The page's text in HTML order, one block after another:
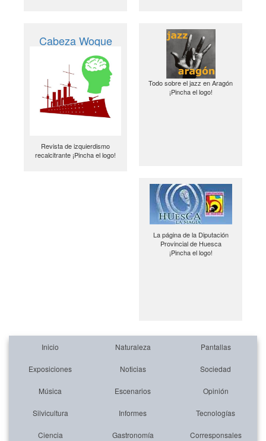
Cabeza Woque
Revista de izquierdismo
recalcitrante ¡Pincha el logo!
Todo sobre el jazz en Aragón
¡Pincha el logo!
La página de la Diputación
Provincial de Huesca
¡Pincha el logo!
Inicio Naturaleza Pantallas
Exposiciones Noticias Sociedad
Música Escenarios Opinión
Silvicultura Informes Tecnologías
Ciencia Gastronomía Corresponsales